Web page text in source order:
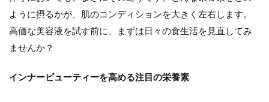
ように摂るかが、肌のコンディションを大きく左右します。
高価な美容液を試す前に、まずは日々の食生活を見直してみ
ませんか？
インナービューティーを高める注目の栄養素